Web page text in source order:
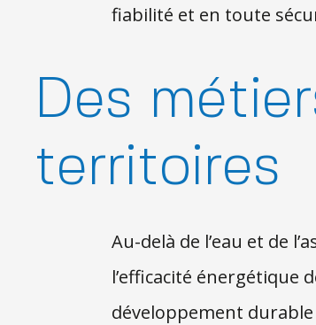
fiabilité et en toute
Des
territoires
Au-delà de l’eau et de
l’efficacité énergétique
développement